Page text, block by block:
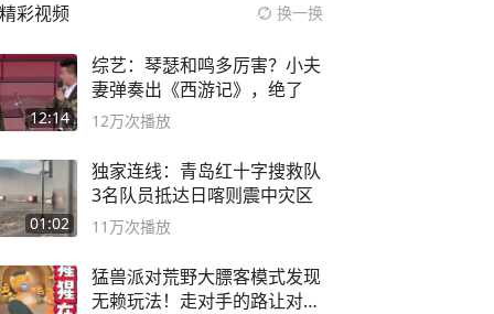
精彩视频 换一换
12:14
综艺：琴瑟和鸣多厉害？小夫
妻弹奏出《西游记》，绝了
12万次播放
01:02
独家连线：青岛红十字搜救队
3名队员抵达日喀则震中灾区
11万次播放
猛兽派对荒野大膘客模式发现
无赖玩法！走对手的路让对手